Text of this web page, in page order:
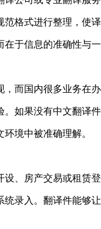
格式进行整理，使
于信息的准确性与一
而国内很多业务在
如果没有中文翻译
境中被准确理解。
、房产交易或租赁
录入。翻译件能够